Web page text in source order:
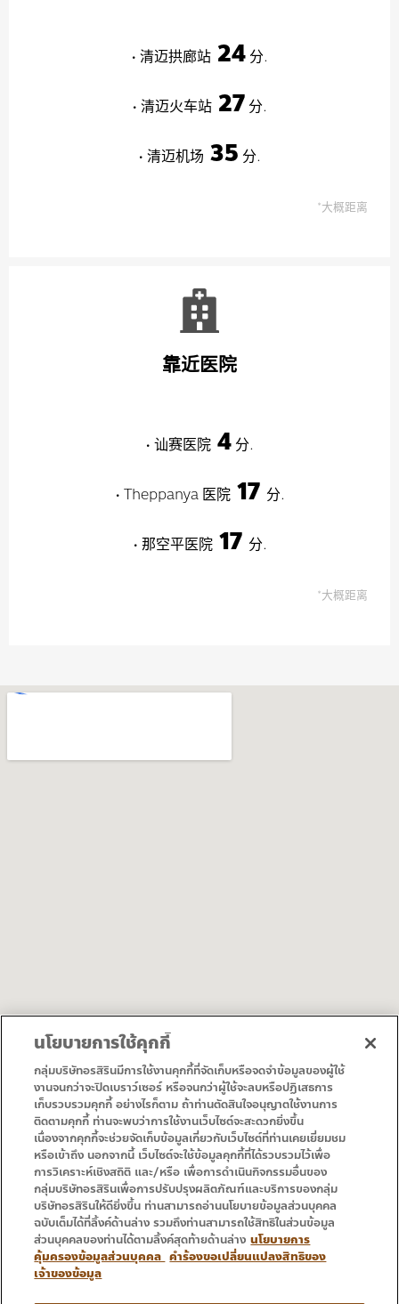
• 清迈拱廊站 24 分.
• 清迈火车站 27 分.
• 清迈机场 35 分.
*大概距离
靠近医院
• 讪赛医院 4 分.
• Theppanya 医院17 分.
• 那空平医院17 分.
*大概距离
询问方向 下载地图
• 首页
• 促销
• 服务
• 联系方式
นโยบายการใช้คุกกี้
กลุ่มบริษัทอรสิรินมีการใช้งานคุกกี้ที่จัดเก็บหรือจดจำข้อมูลของผู้ใช้
งานจนกว่าจะปิดเบราว์เซอร์ หรือจนกว่าผู้ใช้จะลบหรือปฏิเสธการ
เก็บรวบรวมคุกกี้ อย่างไรก็ตาม ถ้าท่านตัดสินใจอนุญาตใช้งานการ
ติดตามคุกกี้ ท่านจะพบว่าการใช้งานเว็บไซต์จะสะดวกยิ่งขึ้น
เนื่องจากคุกกี้จะช่วยจัดเก็บข้อมูลเกี่ยวกับเว็บไซต์ที่ท่านเคยเยี่ยมชม
หรือเข้าถึง นอกจากนี้ เว็บไซต์จะใช้ข้อมูลคุกกี้ที่ได้รวบรวมไว้เพื่อ
การวิเคราะห์เชิงสถิติ และ/หรือ เพื่อการดำเนินกิจกรรมอื่นของ
กลุ่มบริษัทอรสิรินเพื่อการปรับปรุงผลิตภัณฑ์และบริการของกลุ่ม
บริษัทอรสิรินให้ดียิ่งขึ้น ท่านสามารถอ่านนโยบายข้อมูลส่วนบุคคล
ฉบับเต็มได้ที่ลิ้งค์ด้านล่าง รวมถึงท่านสามารถใช้สิทธิในส่วนข้อมูล
ส่วนบุคคลของท่านได้ตามลิ้งค์สุดท้ายด้านล่าง นโยบายการ
คุ้มครองข้อมูลส่วนบุคคล คำร้องขอเปลี่ยนแปลงสิทธิของ
เจ้าของข้อมูล